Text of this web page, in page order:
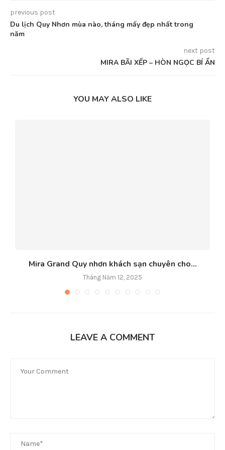
previous post
Du lịch Quy Nhơn mùa nào, tháng mấy đẹp nhất trong
năm
next post
MIRA BÃI XẾP – HÒN NGỌC BÍ ẨN
YOU MAY ALSO LIKE
Mira Grand Quy nhơn khách sạn chuyên cho...
Tháng Năm 12, 2025
LEAVE A COMMENT